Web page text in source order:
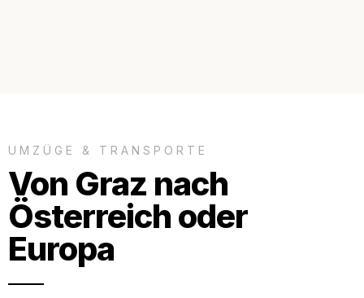
UMZÜGE & TRANSPORTE
Von Graz nach
Österreich oder
Europa